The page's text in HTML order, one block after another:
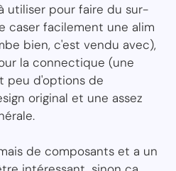
utiliser pour faire du sur-
caser facilement une alim
bien, c'est vendu avec),
la connectique (une
peu d'options de
original et une assez
de composants et a un